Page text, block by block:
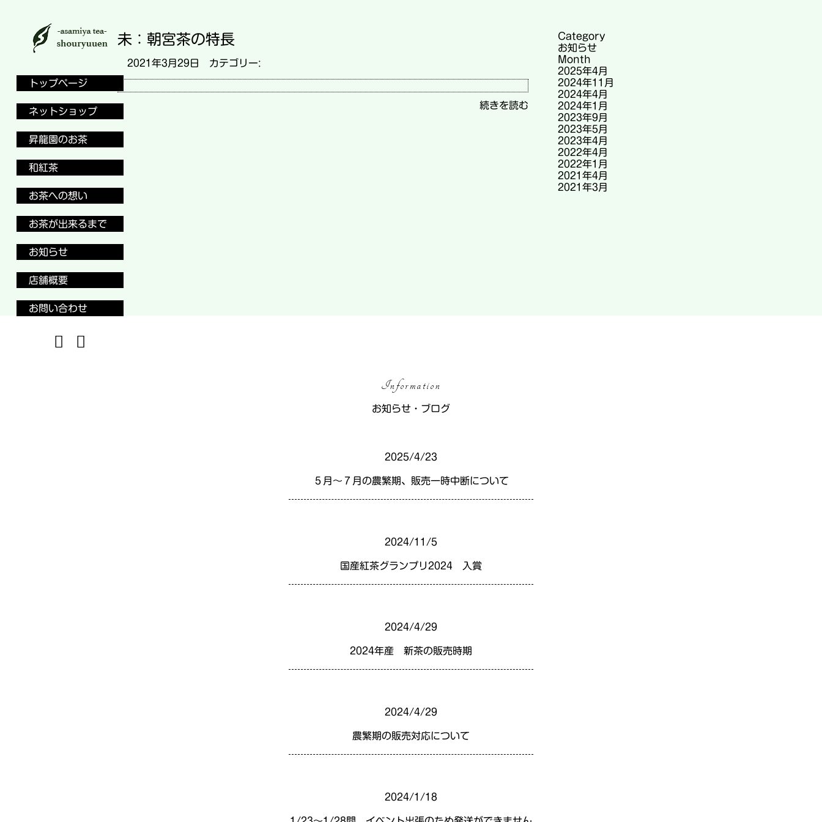
トップページ
ネットショップ
昇龍園のお茶
和紅茶
お茶への想い
お茶が出来るまで
お知らせ
店舗概要
お問い合わせ
未：朝宮茶の特長
2021年3月29日 カテゴリー:
続きを読む
Category
お知らせ
Month
2025年4月
2024年11月
2024年4月
2024年1月
2023年9月
2023年5月
2023年4月
2022年4月
2022年1月
2021年4月
2021年3月
Information
お知らせ・ブログ
2025/4/23
５月～７月の農繁期、販売一時中断について
2024/11/5
国産紅茶グランプリ2024 入賞
2024/4/29
2024年産 新茶の販売時期
2024/4/29
農繁期の販売対応について
2024/1/18